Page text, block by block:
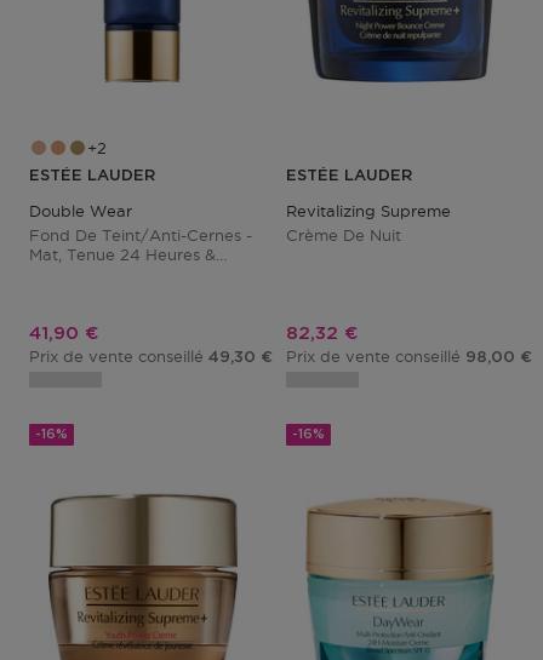
2
ESTÉE LAUDER
Double Wear
Fond De Teint/anti-Cernes -
Mat, Tenue 24 Heures &
Prix promotionnel
41,90 €
Prix de vente conseillé 49,30 €
ESTÉE LAUDER
Revitalizing Supreme
Crème De Nuit
Prix promotionnel
82,32 €
Prix de vente conseillé 98,00 €
-16% -16%